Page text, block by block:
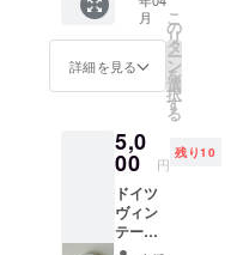
のビア
ホール
ではス
トップ
人が
ひっき
にビー
ルを注
ぎにき
相当 ド
イツで
焼きも
ののビ
れ始め
たのは
焼きも
のが発
展した
15世紀
月
詳細を見る
こ
の
リ
タ
ー
ン
を
選
択
す
る
5,0
00 円
残り10
ドイツ
ヴィン
テージ
デザー